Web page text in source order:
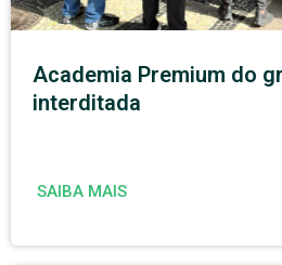
Academia Premium do
interditada
SAIBA MAIS